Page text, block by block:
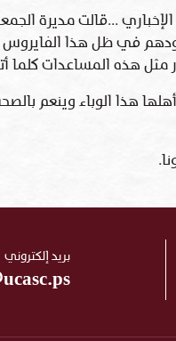
...قالت مديرة
في ظل هذا الفايروس
هذه المساعدات كلما
هذا الوباء وينعم
بريد إلكتروني